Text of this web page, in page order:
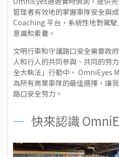
管理者有效地的掌握車隊安全與
Coaching 平台，系統性地對駕
意識和素養。
文明行車和守護路口安全需要政
人和行人的共同參與、共同的努
全大執法」行動中， OmniEyes
為所有商業車隊的最佳選擇，讓
路口安全努力。
快來認識